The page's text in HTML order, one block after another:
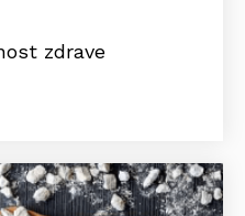
zdrave